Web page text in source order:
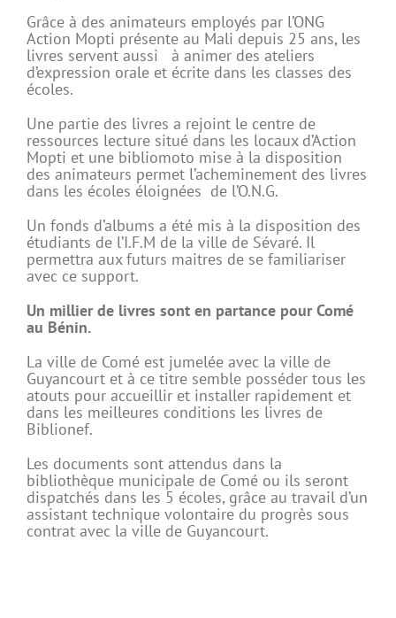
Grâce à des animateurs employés par l’ONG
Action Mopti présente au Mali depuis 25 ans, les
livres servent aussi à animer des ateliers
d’expression orale et écrite dans les classes des
écoles.
Une partie des livres a rejoint le centre de
ressources lecture situé dans les locaux d’Action
Mopti et une bibliomoto mise à la disposition
des animateurs permet l’acheminement des livres
dans les écoles éloignées de l’O.N.G.
Un fonds d’albums a été mis à la disposition des
étudiants de l’I.F.M de la ville de Sévaré. Il
permettra aux futurs maitres de se familiariser
avec ce support.
Un millier de livres sont en partance pour Comé
au Bénin.
La ville de Comé est jumelée avec la ville de
Guyancourt et à ce titre semble posséder tous les
atouts pour accueillir et installer rapidement et
dans les meilleures conditions les livres de
Biblionef.
Les documents sont attendus dans la
bibliothèque municipale de Comé ou ils seront
dispatchés dans les 5 écoles, grâce au travail d’un
assistant technique volontaire du progrès sous
contrat avec la ville de Guyancourt.